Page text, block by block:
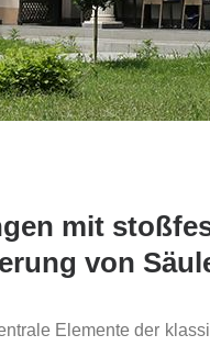
mit
von
Elemente der